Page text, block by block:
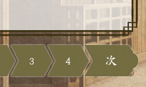
3 4